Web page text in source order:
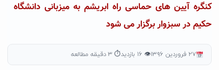
کنگره آیین های حماسی راه ابریشم به میزبانی دانشگاه
حکیم در سبزوار برگزار می شود
۲۷ فروردین ۱۳۹۶ 👁 ۱۶ بازدید ⏱ ۳ دقیقه مطالعه